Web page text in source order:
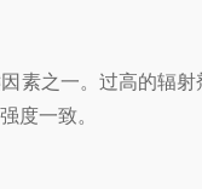
之一。过高的辐射
度一致。